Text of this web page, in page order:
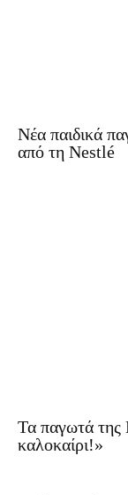
Νέα παιδικά
από τη Nestlé
Τα παγωτά
καλοκαίρι!»